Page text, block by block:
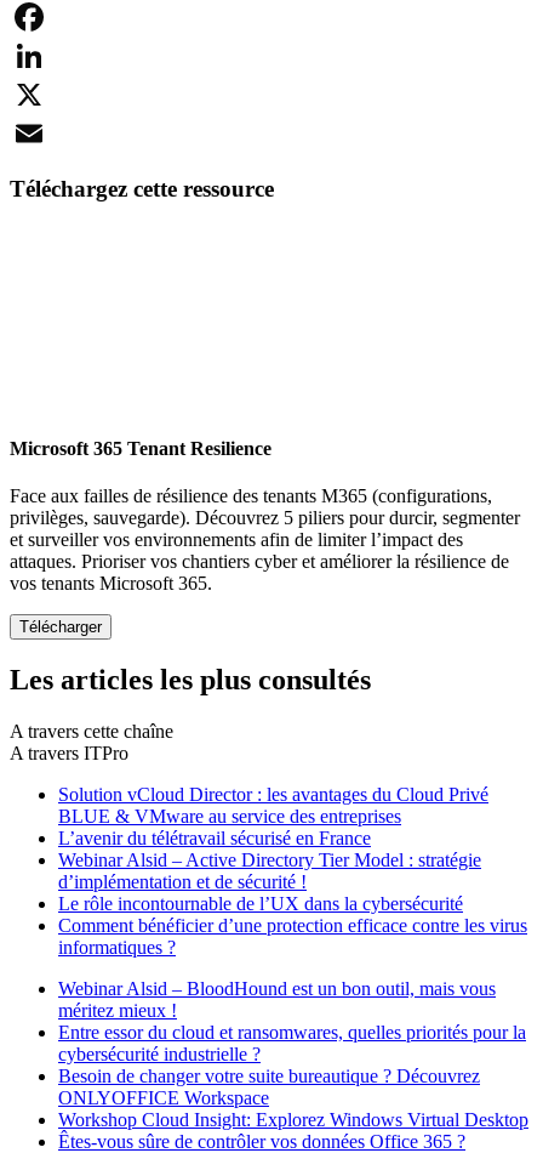
Facebook
LinkedIn
X
Téléchargez cette ressource
Microsoft 365 Tenant Resilience
Face aux failles de résilience des tenants M365 (configurations,
privilèges, sauvegarde). Découvrez 5 piliers pour durcir, segmenter
et surveiller vos environnements afin de limiter l’impact des
attaques. Prioriser vos chantiers cyber et améliorer la résilience de
vos tenants Microsoft 365.
Les articles les plus consultés
A travers cette chaîne
A travers ITPro
Solution vCloud Director : les avantages du Cloud Privé
BLUE & VMware au service des entreprises
L’avenir du télétravail sécurisé en France
Webinar Alsid – Active Directory Tier Model : stratégie
d’implémentation et de sécurité !
Le rôle incontournable de l’UX dans la cybersécurité
Comment bénéficier d’une protection efficace contre les virus
informatiques ?
Webinar Alsid – BloodHound est un bon outil, mais vous
méritez mieux !
Entre essor du cloud et ransomwares, quelles priorités pour la
cybersécurité industrielle ?
Besoin de changer votre suite bureautique ? Découvrez
ONLYOFFICE Workspace
Workshop Cloud Insight: Explorez Windows Virtual Desktop
Êtes-vous sûre de contrôler vos données Office 365 ?